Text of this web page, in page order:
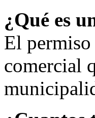
¿Qué es
El
comercial